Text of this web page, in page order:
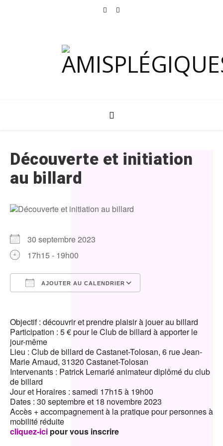
Découverte et initiation
au billard
30 septembre 2023
17h15 - 19h00
AJOUTER AU CALENDRIER
Objectif : découvrir et prendre plaisir à jouer au billard
Participation : 5 € pour le Club de billard à apporter le
jour-même
Lieu : Club de billard de Castanet-Tolosan, 6 rue Jean-
Marie Arnaud, 31320 Castanet-Tolosan
Intervenants : Patrick Lemarié animateur diplômé du club
de billard
Jour et Horaires : samedi 17h15 à 19h00
Dates : 30 septembre et 18 novembre 2023
Accès + accompagnement à la pratique pour personnes à
mobilité réduite
cliquez-ici pour vous inscrire